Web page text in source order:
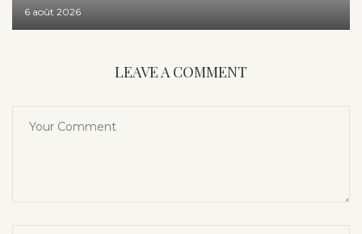
6 août 2026
LEAVE A COMMENT